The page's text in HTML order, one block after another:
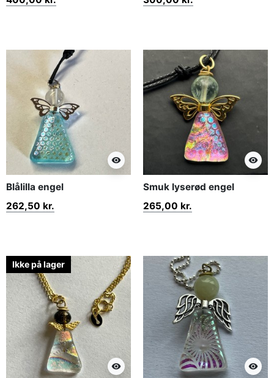
visibility
Blålilla engel
262,50 kr.
visibility
Smuk lyserød engel
265,00 kr.
Ikke på lager
visibility visibility